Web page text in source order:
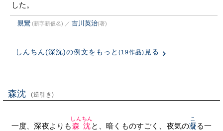
した。
親鸞 (新字新仮名) ／ 吉川英治(著)
しんちん(深沈)の例文をもっと (19作品) 見る
森沈 (逆引き)
一度、深夜よりも森沈
しんちん
と、暗くものすごく、夜気の凝
こ
る一